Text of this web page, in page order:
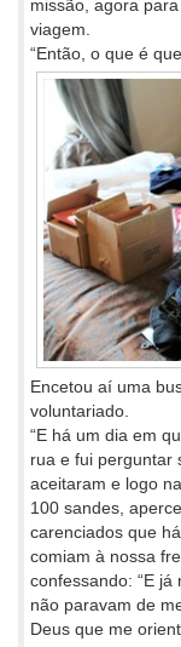
missão, agora
viagem.
“Então, o que é
Encetou aí uma
voluntariado.
“E há um dia em
rua e fui perguntar
aceitaram e logo
100 sandes,
carenciados que
comiam à nossa
confessando: “E
não paravam de
Deus que me